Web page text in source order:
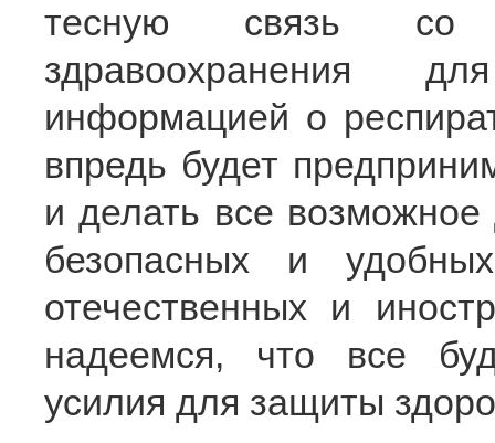
тесную связь со
здравоохранения
информацией о
впредь будет
и делать все
безопасных и
отечественных и
надеемся, что все
усилия для защиты